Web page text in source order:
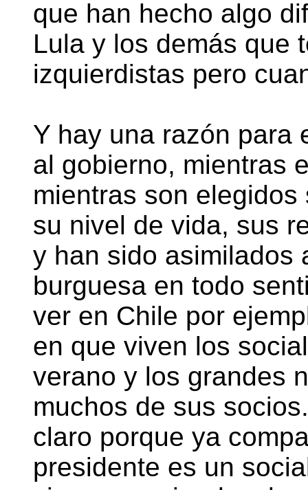
que han hecho algo
Lula y los demás que
izquierdistas pero
Y hay una razón para
al gobierno, mientras
mientras son
su nivel de vida, sus
y han sido asimilados
burguesa en todo
ver en Chile por
en que viven los
verano y los grandes
muchos de sus
claro porque ya
presidente es un